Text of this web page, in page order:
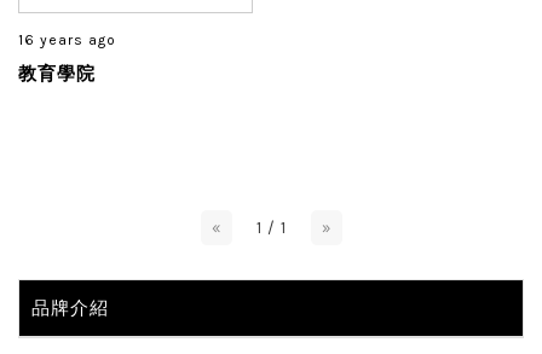
16 years ago
教育學院
« 1 / 1 »
品牌介紹